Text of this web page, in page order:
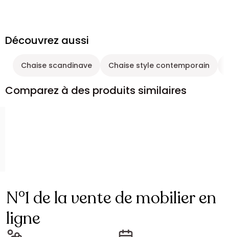
Découvrez aussi
Chaise scandinave Chaise style contemporain
Comparez à des produits similaires
N°1 de la vente de mobilier en
ligne